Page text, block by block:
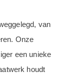
van
Onze
een unieke
houdt